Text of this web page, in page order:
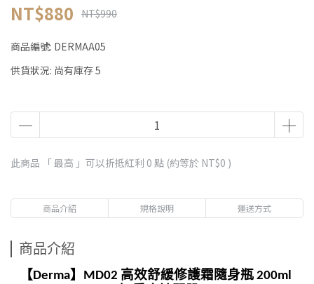
NT$880 NT$990
商品編號: DERMAA05
供貨狀況: 尚有庫存 5
此商品 「 最高 」可以折抵紅利 0 點 (約等於 NT$0 )
商品介紹 規格說明 運送方式
商品介紹
【Derma】MD02 高效舒緩修護霜隨身瓶 200ml